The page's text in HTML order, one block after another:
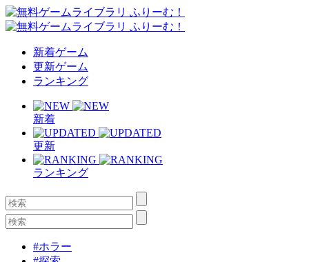
新着ゲーム
更新ゲーム
ランキング
新着
更新
ランキング
#ホラー